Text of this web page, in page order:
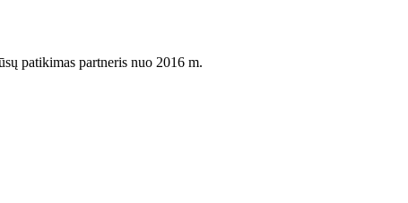
patikimas partneris nuo 2016 m.